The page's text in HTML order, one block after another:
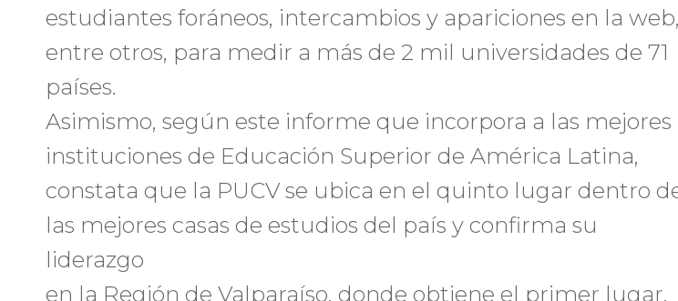
estudiantes foráneos, intercambios y apariciones en la web,
entre otros, para medir a más de 2 mil universidades de 71
países.
Asimismo, según este informe que incorpora a las mejores
instituciones de Educación Superior de América Latina,
constata que la PUCV se ubica en el quinto lugar dentro
las mejores casas de estudios del país y confirma su
liderazgo
en la Región de Valparaíso, donde obtiene el primer lugar.